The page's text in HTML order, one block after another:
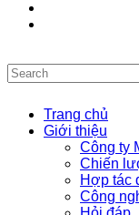
Trang chủ
Giới thiệu
Công ty
Chiến
Hợp tác
Công